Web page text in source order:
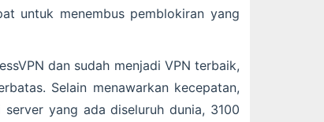
untuk menembus pemblokiran yang
dan sudah menjadi VPN terbaik,
Selain menawarkan kecepatan,
yang ada diseluruh dunia, 3100